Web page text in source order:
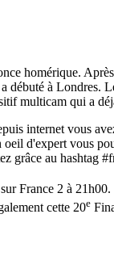
homérique.
débuté à
multicam qui a
internet vous
d'expert vous
grâce au
France 2 à
cette 20e